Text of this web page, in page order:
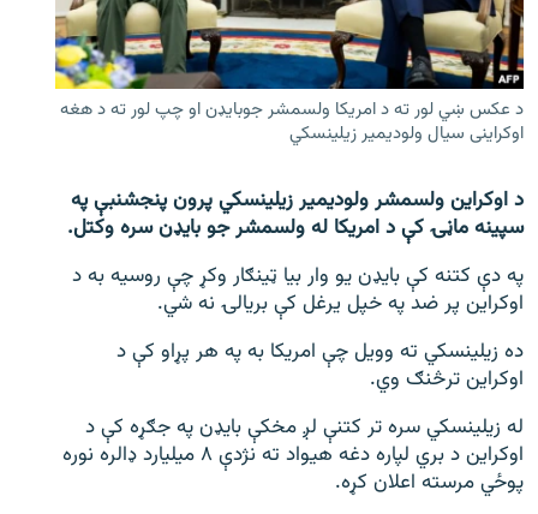
اړیکه
دري پاڼه
Azadi English
راسره ملګري شئ
د ازادې اروپا/ ازادي راډيو ټولې پاڼې
د عکس ښي لور ته د امریکا ولسمشر جوبایډن او چپ لور ته د هغه
اوکراینی سیال ولودیمیر زیلینسکي
د اوکراین ولسمشر ولودیمیر زیلینسکي پرون پنجشنبې په
سپینه ماڼۍ کې د امریکا له ولسمشر جو بایډن سره وکتل.
په دې کتنه کې بایډن یو وار بیا ټینګار وکړ چې روسیه به د
اوکراین پر ضد په خپل یرغل کې بریالۍ نه شي.
ده زیلینسکي ته وویل چې امریکا به په هر پړاو کې د
اوکراین ترڅنګ وي.
له زیلینسکي سره تر کتنې لږ مخکې بایډن په جګړه کې د
اوکراین د بري لپاره دغه هیواد ته نژدې ۸ میلیارد ډالره نوره
پوځي مرسته اعلان کړه.